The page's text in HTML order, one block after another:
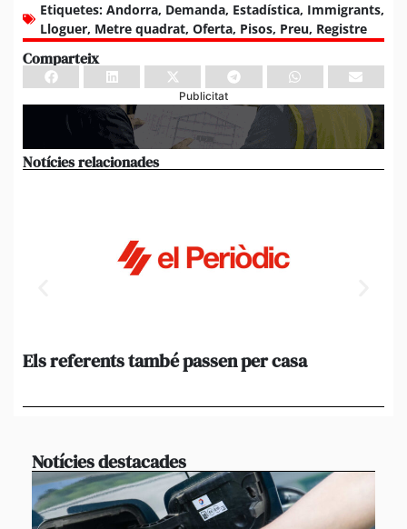
Etiquetes: Andorra, Demanda, Estadística, Immigrants,
Lloguer, Metre quadrat, Oferta, Pisos, Preu, Registre
Comparteix
Publicitat
Notícies relacionades
Els referents també passen per casa
Notícies destacades